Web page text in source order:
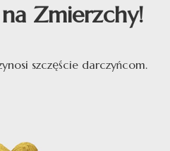
Zmierzchy!
szczęście darczyńcom.